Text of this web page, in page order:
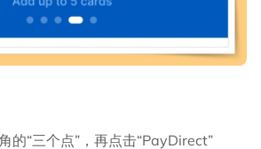
的“三个点”，再点击“PayDirect”